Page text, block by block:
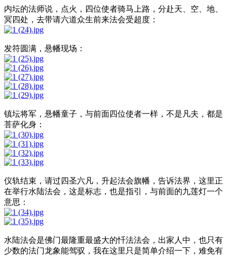
内坛的法师说，点火，四位使者骑马上路，分赴天、空、地、
冥四处，去带请六道众生前来法会受超度：
发符圆满，悬幡现场：
镇坛将军，悬幡童子，与前面四位使者一样，不是凡夫，都是
菩萨化身：
仪轨结束，请过四圣六凡，升起法会旗幡，告诉法界，这里正
在举行水陆法会，这是标志，也是指引，与前面的九莲灯一个
意思：
水陆法会是佛门最隆重最盛大的忏法法会，出家人中，也只有
少数的法门龙象能驾驭，我在这里只是简单介绍一下，难免有